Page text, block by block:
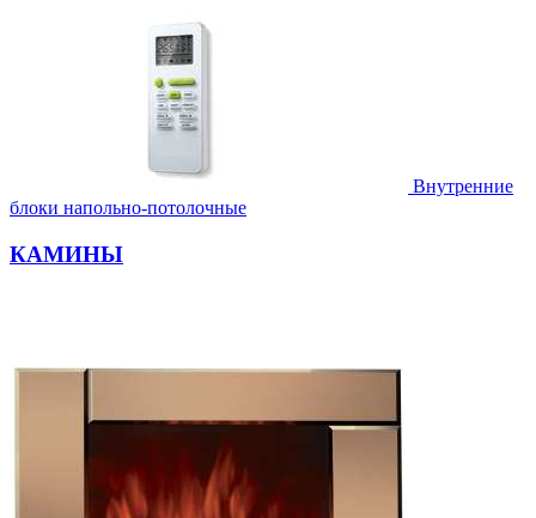
Внутренние
блоки напольно-потолочные
КАМИНЫ